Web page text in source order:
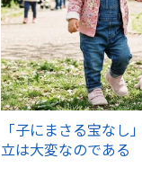
「子にまさる宝な
立は大変なのである